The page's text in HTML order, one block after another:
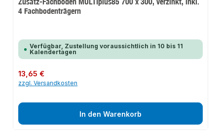
4 Fachbodenträgern
Verfügbar, Zustellung voraussichtlich in 10 bis 11
Kalendertagen
Regulärer Preis:
13,65 €
zzgl. Versandkosten
In den Warenkorb